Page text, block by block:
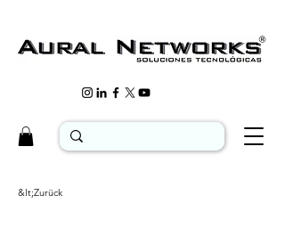
&lt;Zurück